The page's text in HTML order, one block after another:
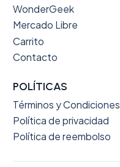
WonderGeek
Mercado Libre
Carrito
Contacto
POLÍTICAS
Términos y Condiciones
Política de privacidad
Política de reembolso